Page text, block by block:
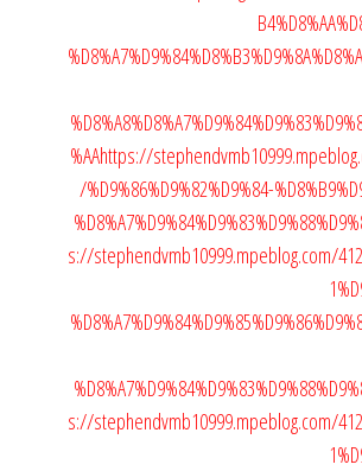
%AAhttps://
/%D9%86%D9%82%D9%84-
s://stephendvmb10999.mpeblog.com/
s://stephendvmb10999.mpeblog.com/